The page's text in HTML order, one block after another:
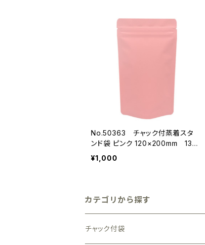
No.50363 チャック付蒸着スタ
ンド袋 ピンク 120×200mm 13
枚
¥1,000
カテゴリから探す
チャック付袋